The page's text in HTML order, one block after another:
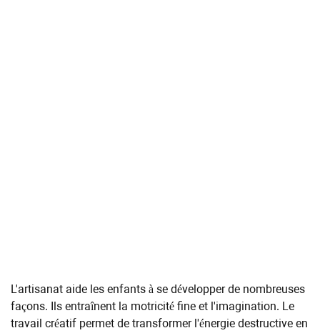
L'artisanat aide les enfants à se développer de nombreuses
façons. Ils entraînent la motricité fine et l'imagination. Le
travail créatif permet de transformer l'énergie destructive en